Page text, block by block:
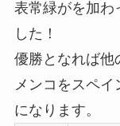
表常緑がを加わ
した！
優勝となれば他
メンコをスペ
になります。